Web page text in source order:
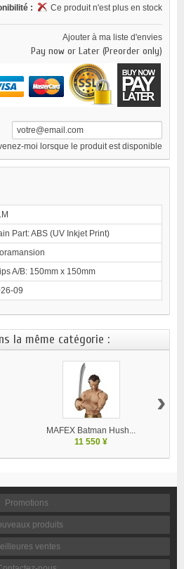
:
Ce produit n'est plus en stock
Ajouter à ma liste d'envies
Pay now or Later (Preorder only)
moi lorsque le produit est disponible
Part: ABS (UV Inkjet Print)
A/B: 150mm x 150mm
09
la même catégorie :
MAFEX Batman Hush...
11 550 ¥
›
Promotions
produits
ventes